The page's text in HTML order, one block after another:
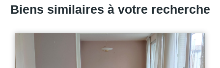
Biens similaires à votre recherche